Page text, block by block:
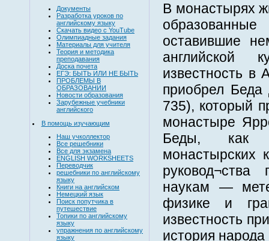
Документы
Разработка уроков по
английскому языку
Скачать видео с YouTube
Олимпиадные задания
Материалы для учителя
Теория и методика
преподавания
Доска почета
ЕГЭ: БЫТЬ ИЛИ НЕ БЫТЬ
ПРОБЛЕМЫ В
ОБРАЗОВАНИИ
Новости образования
Зарубежные учебники
английского
В помощь изучающим
Наш учколлектор
Все решебники
Все для экзамена
ENGLISH WORKSHEETS
Переводчик
решебники по английскому
языку
Книги на английском
Немецкий язык
Поиск попутчика в
путешествие
Топики по английскому
языку
упражнения по английскому
языку
В монастырях
оставившие
английской
известность в
приобрел
735), который
монастыре
Беды, как
монастырских
наукам —
физике и
известность
история народа